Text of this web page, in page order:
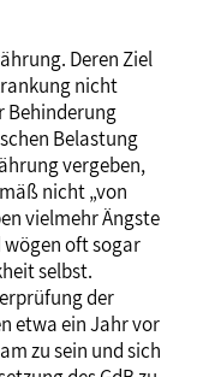
Deren Ziel
nicht
Behinderung
Belastung
vergeben,
nicht „von
vielmehr Ängste
wögen oft sogar
selbst.
der
etwa ein Jahr vor
zu sein und sich